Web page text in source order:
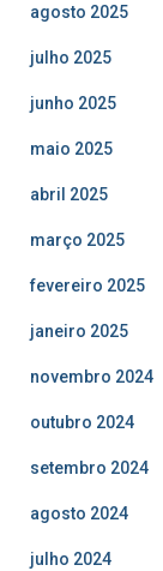
agosto 2025
julho 2025
junho 2025
maio 2025
abril 2025
março 2025
fevereiro 2025
janeiro 2025
novembro 2024
outubro 2024
setembro 2024
agosto 2024
julho 2024